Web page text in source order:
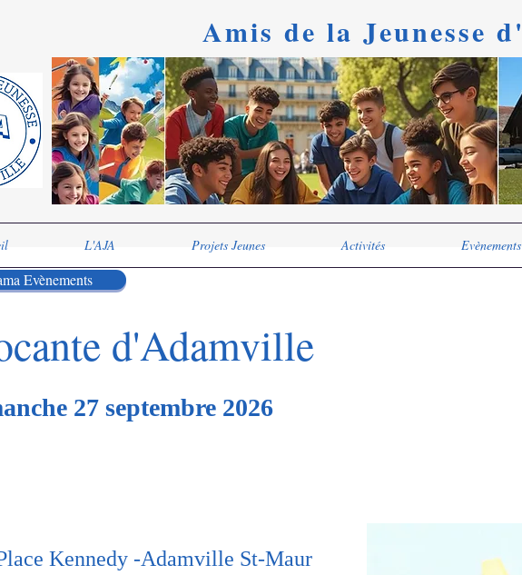
Amis de la Jeunesse d'
L'AJA Projets Jeunes Activités Evènements
Evènements
d'Adamville
27 septembre 2026
Kennedy -Adamville St-Maur